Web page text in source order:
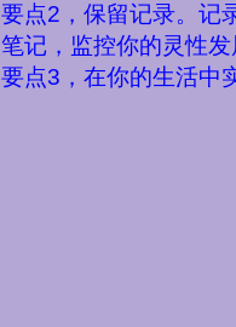
要点2 ，保留记录。
笔记，监控你的灵性
要点3 ，在你的生活中